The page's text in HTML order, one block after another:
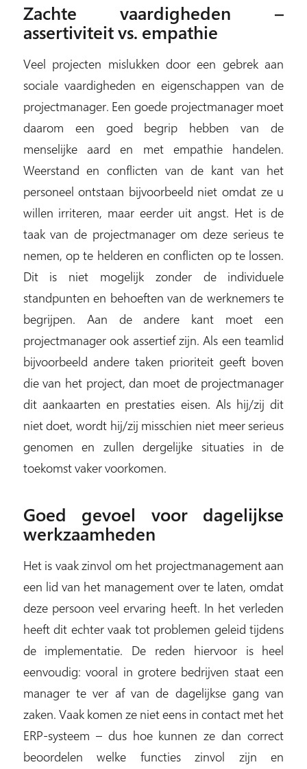
Zachte vaardigheden –
assertiviteit vs. empathie
Veel projecten mislukken door een gebrek aan
sociale vaardigheden en eigenschappen van de
projectmanager. Een goede projectmanager moet
daarom een goed begrip hebben van de
menselijke aard en met empathie handelen.
Weerstand en conflicten van de kant van het
personeel ontstaan bijvoorbeeld niet omdat ze u
willen irriteren, maar eerder uit angst. Het is de
taak van de projectmanager om deze serieus te
nemen, op te helderen en conflicten op te lossen.
Dit is niet mogelijk zonder de individuele
standpunten en behoeften van de werknemers te
begrijpen. Aan de andere kant moet een
projectmanager ook assertief zijn. Als een teamlid
bijvoorbeeld andere taken prioriteit geeft boven
die van het project, dan moet de projectmanager
dit aankaarten en prestaties eisen. Als hij/zij dit
niet doet, wordt hij/zij misschien niet meer serieus
genomen en zullen dergelijke situaties in de
toekomst vaker voorkomen.
Goed gevoel voor dagelijkse
werkzaamheden
Het is vaak zinvol om het projectmanagement aan
een lid van het management over te laten, omdat
deze persoon veel ervaring heeft. In het verleden
heeft dit echter vaak tot problemen geleid tijdens
de implementatie. De reden hiervoor is heel
eenvoudig: vooral in grotere bedrijven staat een
manager te ver af van de dagelijkse gang van
zaken. Vaak komen ze niet eens in contact met het
ERP-systeem – dus hoe kunnen ze dan correct
beoordelen welke functies zinvol zijn en